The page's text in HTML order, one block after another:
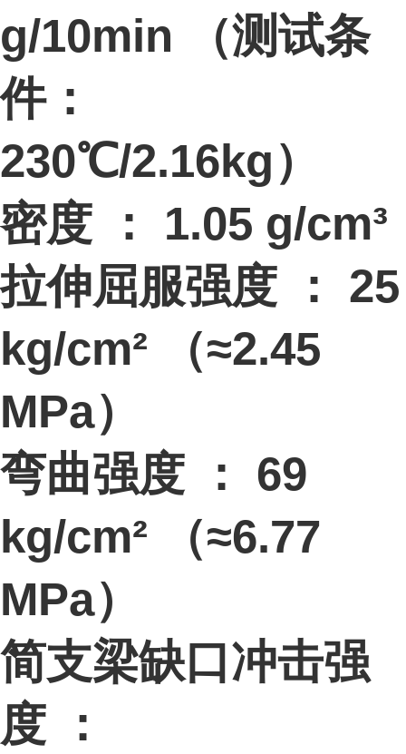
g/10min （测试条
件：
230℃/2.16kg）
密度 ： 1.05 g/cm³
拉伸屈服强度 ： 25
kg/cm² （≈2.45
MPa）
弯曲强度 ： 69
kg/cm² （≈6.77
MPa）
简支梁缺口冲击强
度 ：